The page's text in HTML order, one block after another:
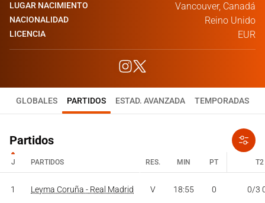
LUGAR NACIMIENTO Vancouver, Canadá
NACIONALIDAD Reino Unido
LICENCIA EUR
GLOBALES PARTIDOS ESTAD. AVANZADA TEMPORADAS
Partidos
J PARTIDOS RES. MIN PT T2
1 Leyma Coruña - Real Madrid V 18:55 0 0/3